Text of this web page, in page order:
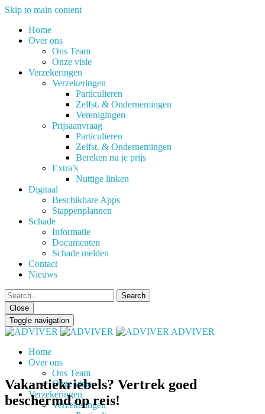
Skip to main content
Home
Over ons
Ons Team
Onze visie
Verzekeringen
Verzekeringen
Particulieren
Zelfst. & Ondernemingen
Verenigingen
Prijsaanvraag
Particulieren
Zelfst. & Ondernemingen
Bereken nu je prijs
Extra’s
Nuttige linken
Digitaal
Beschikbare Apps
Stappenplannen
Schade
Informatie
Documenten
Schade melden
Contact
Nieuws
Close
Toggle navigation
ADVIVER
Home
Over ons
Ons Team
Onze visie
Verzekeringen
Verzekeringen
Vakantiekriebels? Vertrek goed
beschermd op reis!